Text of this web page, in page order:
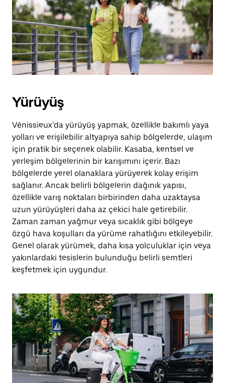
tuşuna
basın.
Yürüyüş
Vénissieux’da yürüyüş yapmak, özellikle bakımlı yaya
yolları ve erişilebilir altyapıya sahip bölgelerde, ulaşım
için pratik bir seçenek olabilir. Kasaba, kentsel ve
yerleşim bölgelerinin bir karışımını içerir. Bazı
bölgelerde yerel olanaklara yürüyerek kolay erişim
sağlanır. Ancak belirli bölgelerin dağınık yapısı,
özellikle varış noktaları birbirinden daha uzaktaysa
uzun yürüyüşleri daha az çekici hale getirebilir.
Zaman zaman yağmur veya sıcaklık gibi bölgeye
özgü hava koşulları da yürüme rahatlığını etkileyebilir.
Genel olarak yürümek, daha kısa yolculuklar için veya
yakınlardaki tesislerin bulunduğu belirli semtleri
keşfetmek için uygundur.